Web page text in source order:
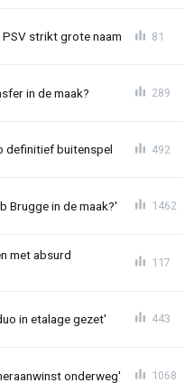
strikt grote naam 81
in de maak? 289
definitief buitenspel 492
Brugge in de maak?' 1462
met absurd
117
in etalage gezet' 443
onderweg' 1068